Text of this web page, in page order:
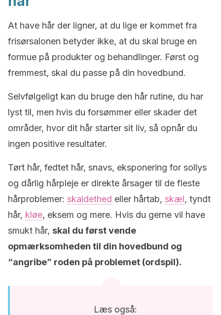
At have hår der ligner, at du lige er kommet fra
frisørsalonen betyder ikke, at du skal bruge en
formue på produkter og behandlinger. Først og
fremmest, skal du passe på din hovedbund.
Selvfølgeligt kan du bruge den hår rutine, du har
lyst til, men hvis du forsømmer eller skader det
områder, hvor dit hår starter sit liv, så opnår du
ingen positive resultater.
Tørt hår, fedtet hår, snavs, eksponering for sollys
og dårlig hårpleje er direkte årsager til de fleste
hårproblemer: skaldethed eller hårtab, skæl, tyndt
hår, kløe, eksem og mere. Hvis du gerne vil have
smukt hår, skal du først vende
opmærksomheden til din hovedbund og
“angribe” roden på problemet (ordspil).
Læs også: